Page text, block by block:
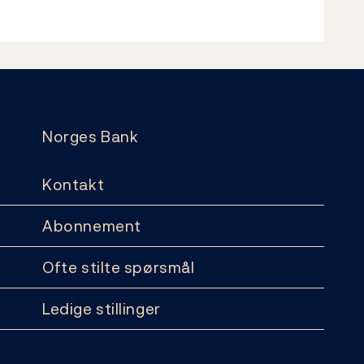
Norges Bank
Kontakt
Abonnement
Ofte stilte spørsmål
Ledige stillinger